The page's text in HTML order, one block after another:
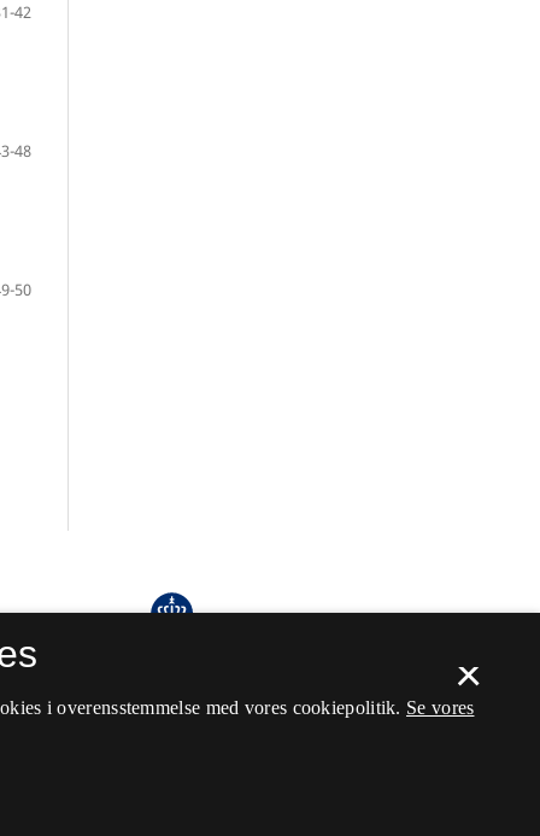
42
48
50
×
i overensstemmelse med vores cookiepolitik. Se vores